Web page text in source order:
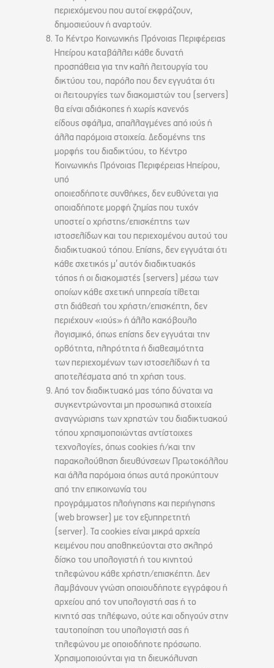
περιεχόμενου που αυτοί εκφράζουν,
δημοσιεύουν ή αναρτούν.
Το Κέντρο Κοινωνικής Πρόνοιας Περιφέρειας
Ηπείρου καταβάλλει κάθε δυνατή
προσπάθεια για την καλή λειτουργία του
δικτύου του, παρόλο που δεν εγγυάται ότι
οι λειτουργίες των διακομιστών του (servers)
θα είναι αδιάκοπες ή χωρίς κανενός
είδους σφάλμα, απαλλαγμένες από ιούς ή
άλλα παρόμοια στοιχεία. Δεδομένης της
μορφής του διαδικτύου, το Κέντρο
Κοινωνικής Πρόνοιας Περιφέρειας Ηπείρου,
υπό
οποιεσδήποτε συνθήκες, δεν ευθύνεται για
οποιαδήποτε μορφή ζημίας που τυχόν
υποστεί ο χρήστης/επισκέπτης των
ιστοσελίδων και του περιεχομένου αυτού του
διαδικτυακού τόπου. Επίσης, δεν εγγυάται ότι
κάθε σχετικός μ’ αυτόν διαδικτυακός
τόπος ή οι διακομιστές (servers) μέσω των
οποίων κάθε σχετική υπηρεσία τίθεται
στη διάθεσή του χρήστη/επισκέπτη, δεν
περιέχουν «ιούς» ή άλλο κακόβουλο
λογισμικό, όπως επίσης δεν εγγυάται την
ορθότητα, πληρότητα ή διαθεσιμότητα
των περιεχομένων των ιστοσελίδων ή τα
αποτελέσματα από τη χρήση τους.
Από τον διαδικτυακό μας τόπο δύναται να
συγκεντρώνονται μη προσωπικά στοιχεία
αναγνώρισης των χρηστών του διαδικτυακού
τόπου χρησιμοποιώντας αντίστοιχες
τεχνολογίες, όπως cookies ή/και την
παρακολούθηση διευθύνσεων Πρωτοκόλλου
και άλλα παρόμοια όπως αυτά προκύπτουν
από την επικοινωνία του
προγράμματος πλοήγησης και περιήγησης
(web browser) με τον εξυπηρετητή
(server). Τα cookies είναι μικρά αρχεία
κειμένου που αποθηκεύονται στο σκληρό
δίσκο του υπολογιστή ή του κινητού
τηλεφώνου κάθε χρήστη/επισκέπτη. Δεν
λαμβάνουν γνώση οποιουδήποτε εγγράφου ή
αρχείου από τον υπολογιστή σας ή το
κινητό σας τηλέφωνο, ούτε και οδηγούν στην
ταυτοποίηση του υπολογιστή σας ή
τηλεφώνου με οποιοδήποτε πρόσωπο.
Χρησιμοποιούνται για τη διευκόλυνση